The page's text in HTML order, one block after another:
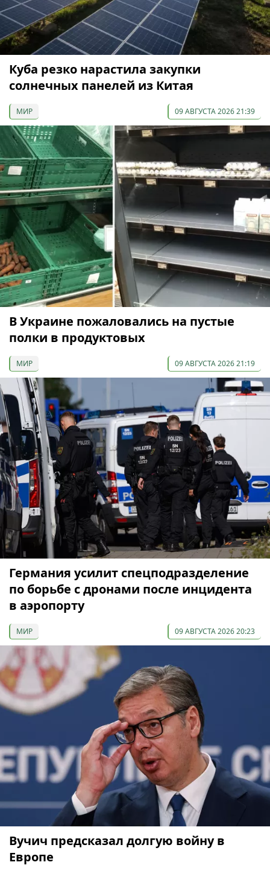
Куба резко нарастила закупки
солнечных панелей из Китая
МИР 09 АВГУСТА 2026 21:39
В Украине пожаловались на пустые
полки в продуктовых
МИР 09 АВГУСТА 2026 21:19
Германия усилит спецподразделение
по борьбе с дронами после инцидента
в аэропорту
МИР 09 АВГУСТА 2026 20:23
Вучич предсказал долгую войну в
Европе